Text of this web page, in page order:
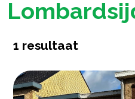
1 resultaat